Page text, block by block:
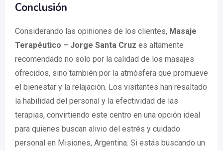
Conclusión
Considerando las opiniones de los clientes, Masaje
Terapéutico – Jorge Santa Cruz es altamente
recomendado no solo por la calidad de los masajes
ofrecidos, sino también por la atmósfera que promueve
el bienestar y la relajación. Los visitantes han resaltado
la habilidad del personal y la efectividad de las
terapias, convirtiendo este centro en una opción ideal
para quienes buscan alivio del estrés y cuidado
personal en Misiones, Argentina. Si estás buscando un